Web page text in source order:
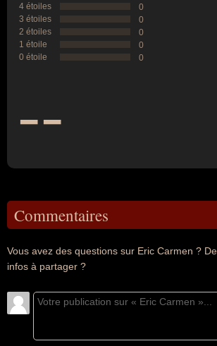
4 étoiles
0
3 étoiles
0
2 étoiles
0
1 étoile
0
0 étoile
0
--
Commentaires
Vous avez des questions sur Eric Carmen ?
infos à partager ?